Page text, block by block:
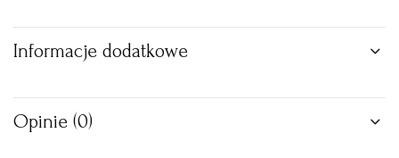
Informacje dodatkowe
Opinie (0)